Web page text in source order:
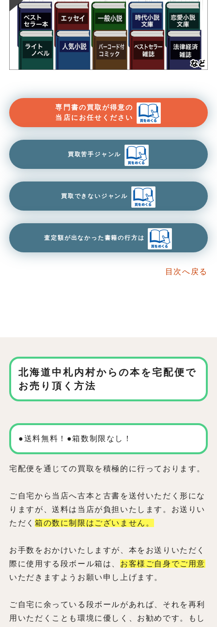
専門書の買取が得意の
当店にお任せください
買取苦手ジャンル
買取できないジャンル
査定額が出なかった書籍の行方は
目次へ戻る
北海道中札内村からの本を宅配便で
お売り頂く方法
●送料無料！●箱数制限なし！
宅配便を通じての買取を積極的に行っております。
ご自宅から当店へ古本と古書を送付いただく形にな
りますが、送料は当店が負担いたします。お送りい
ただく 箱の数に制限はございません。
お手数をおかけいたしますが、本をお送りいただく
際に使用する段ボール箱は、 お客様ご自身でご用意
いただきますようお願い申し上げます。
ご自宅に余っている段ボールがあれば、それを再利
用いただくことも環境に優しく、お勧めです。もし